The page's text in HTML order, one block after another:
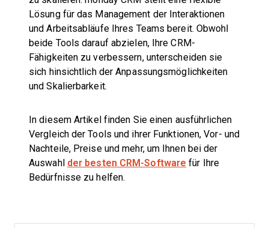
Lösung für das Management der Interaktionen
und Arbeitsabläufe Ihres Teams bereit. Obwohl
beide Tools darauf abzielen, Ihre CRM-
Fähigkeiten zu verbessern, unterscheiden sie
sich hinsichtlich der Anpassungsmöglichkeiten
und Skalierbarkeit.
In diesem Artikel finden Sie einen ausführlichen
Vergleich der Tools und ihrer Funktionen, Vor- und
Nachteile, Preise und mehr, um Ihnen bei der
Auswahl der besten CRM-Software für Ihre
Bedürfnisse zu helfen.